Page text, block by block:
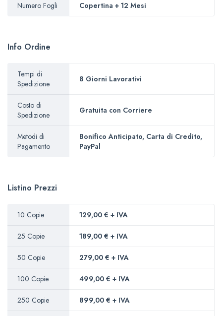
Numero Fogli Copertina + 12 Mesi
Info Ordine
Tempi di
Spedizione
8 Giorni Lavorativi
Costo di
Spedizione
Gratuita con Corriere
Metodi di
Pagamento
Bonifico Anticipato, Carta di Credito,
PayPal
Listino Prezzi
10 Copie 129,00 € + IVA
25 Copie 189,00 € + IVA
50 Copie 279,00 € + IVA
100 Copie 499,00 € + IVA
250 Copie 899,00 € + IVA